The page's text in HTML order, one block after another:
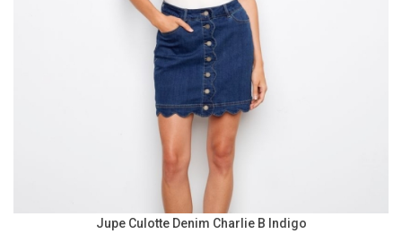
Jupe Culotte Denim Charlie B Indigo